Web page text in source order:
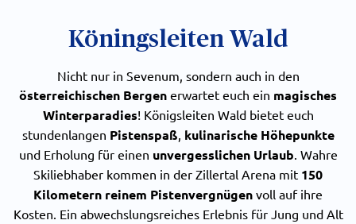
Köningsleiten Wald
Nicht nur in Sevenum, sondern auch in den
österreichischen Bergen erwartet euch ein magisches
Winterparadies! Königsleiten Wald bietet euch
stundenlangen Pistenspaß, kulinarische Höhepunkte
und Erholung für einen unvergesslichen Urlaub. Wahre
Skiliebhaber kommen in der Zillertal Arena mit 150
Kilometern reinem Pistenvergnügen voll auf ihre
Kosten. Ein abwechslungsreiches Erlebnis für Jung und Alt